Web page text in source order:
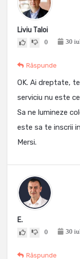
Liviu Taloi
0 30
Răspunde
OK. Ai dreptate,
serviciu nu este
Sa ne lumineze
este sa te inscrii
Mersi.
E.
0 30
Răspunde